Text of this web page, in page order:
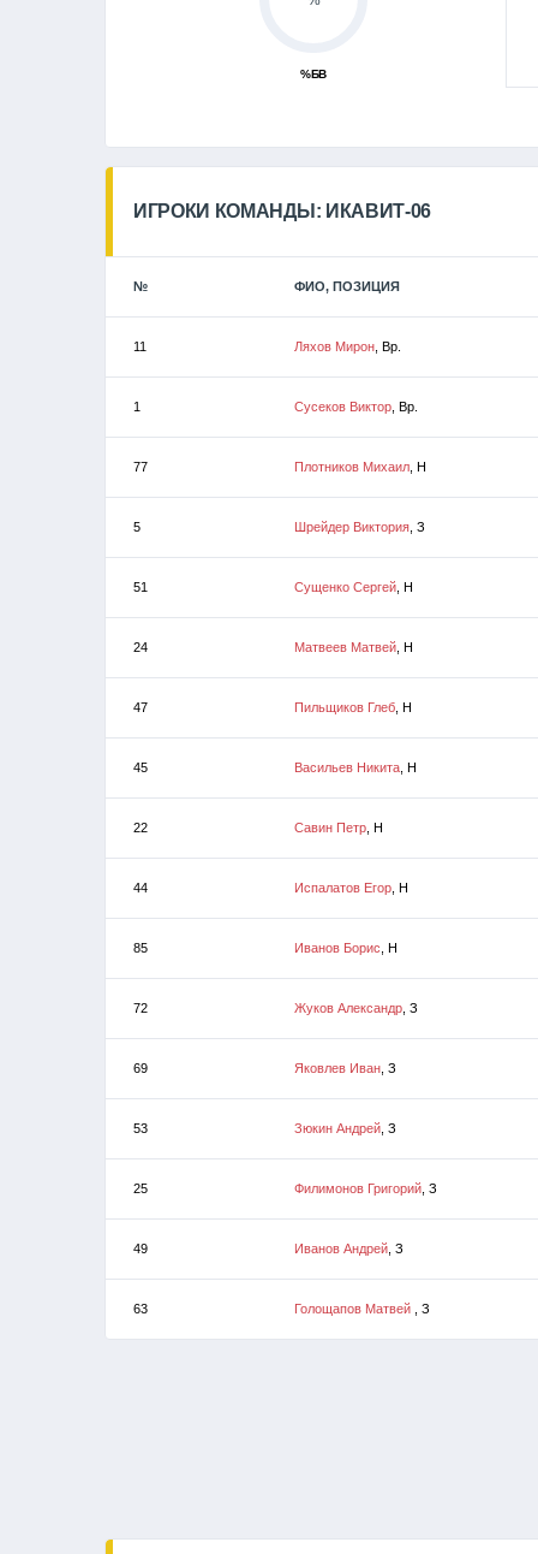
%БВ
ИГРОКИ КОМАНДЫ: ИКАВИТ-06
№ ФИО, ПОЗИЦИЯ
11 Ляхов Мирон , Вр.
1 Сусеков Виктор , Вр.
77 Плотников Михаил , Н
5 Шрейдер Виктория , З
51 Сущенко Сергей , Н
24 Матвеев Матвей , Н
47 Пильщиков Глеб , Н
45 Васильев Никита , Н
22 Савин Петр , Н
44 Испалатов Егор , Н
85 Иванов Борис , Н
72 Жуков Александр , З
69 Яковлев Иван , З
53 Зюкин Андрей , З
25 Филимонов Григорий , З
49 Иванов Андрей , З
63 Голощапов Матвей , З